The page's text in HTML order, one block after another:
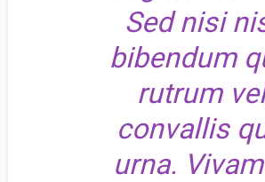
Sed nisi
bibendum
rutrum
convallis
urna.